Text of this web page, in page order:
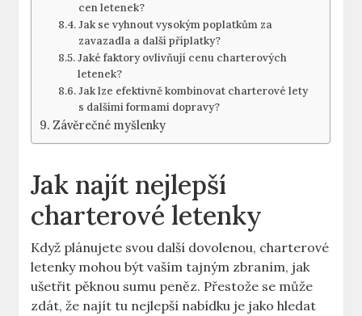
cen letenek?
Jak se vyhnout vysokým poplatkům za
zavazadla a další příplatky?
Jaké faktory ovlivňují cenu charterových
letenek?
Jak lze efektivně kombinovat charterové lety
s dalšími formami dopravy?
Závěrečné myšlenky
Jak najít nejlepší
charterové letenky
Když plánujete svou další dovolenou, charterové
letenky mohou být vaším tajným zbraním, jak
ušetřit pěknou sumu peněz. Přestože se může
zdát, že najít tu nejlepší nabídku je jako hledat